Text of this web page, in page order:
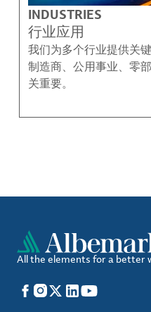
INDUSTRIES
行业应用
我们为多个行业提供关
制造商、公用事业、零
关重要。
All the elements for a better
Facebook
Instagram
X LinkedIn
YouTube